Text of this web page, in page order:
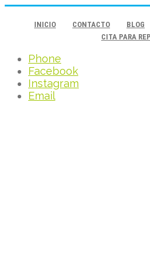
INICIO CONTACTO BLOG
CITA PARA
Phone
Facebook
Instagram
Email